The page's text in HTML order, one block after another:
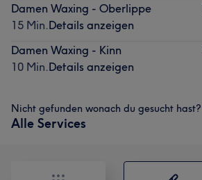
Damen Waxing - Oberlippe
15 Min.Details anzeigen
Damen Waxing - Kinn
10 Min.Details anzeigen
Nicht gefunden wonach du gesucht hast?
Alle Services